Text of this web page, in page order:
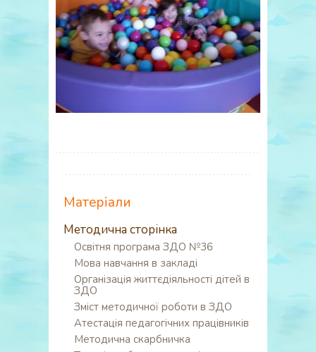
Матеріали
Методична сторінка
Освітня програма ЗДО №36
Мова навчання в закладі
Організація життєдіяльності дітей в
ЗДО
Зміст методичної роботи в ЗДО
Атестація педагогічних працівників
Методична скарбничка